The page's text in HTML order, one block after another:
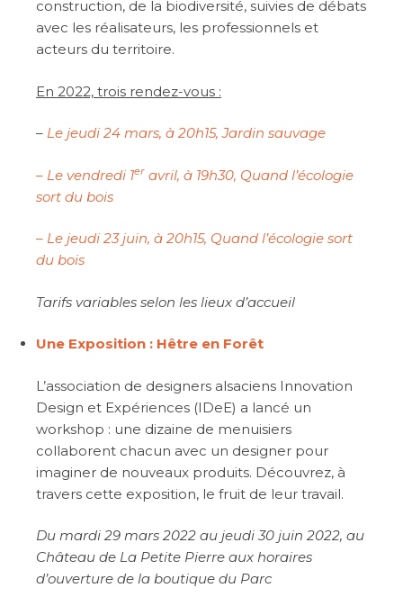
construction, de la biodiversité, suivies de débats
avec les réalisateurs, les professionnels et
acteurs du territoire.
En 2022, trois rendez-vous :
– Le jeudi 24 mars, à 20h15, Jardin sauvage
– Le vendredi 1er avril, à 19h30, Quand l’écologie
sort du bois
– Le jeudi 23 juin, à 20h15, Quand l’écologie sort
du bois
Tarifs variables selon les lieux d’accueil
Une Exposition : Hêtre en Forêt
L’association de designers alsaciens Innovation
Design et Expériences (IDeE) a lancé un
workshop : une dizaine de menuisiers
collaborent chacun avec un designer pour
imaginer de nouveaux produits. Découvrez, à
travers cette exposition, le fruit de leur travail.
Du mardi 29 mars 2022 au jeudi 30 juin 2022, au
Château de La Petite Pierre aux horaires
d’ouverture de la boutique du Parc